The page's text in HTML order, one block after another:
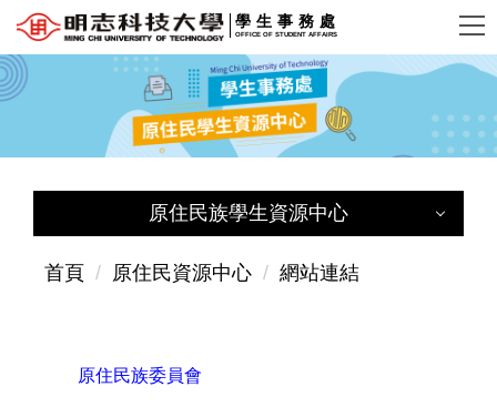
跳
到
主
學生事務處
OFFICE OF STUDENT AFFAIRS
原住民族學生資源中心
原住民族學生資源中心
組織與宗旨
首頁 原住民資源中心 網站連結
原住民族委員會